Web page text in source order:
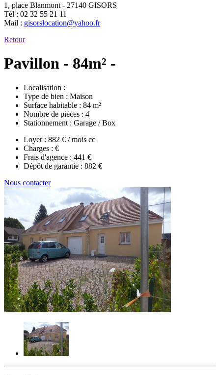
1, place Blanmont - 27140 GISORS
Tél : 02 32 55 21 11
Mail : gisorslocation@yahoo.fr
Retour
Pavillon - 84m² -
Localisation :
Type de bien : Maison
Surface habitable : 84 m²
Nombre de pièces : 4
Stationnement : Garage / Box
Loyer : 882 € / mois cc
Charges : €
Frais d'agence : 441 €
Dépôt de garantie : 882 €
Nous contacter